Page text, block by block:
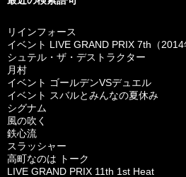
リインフォース
イベント LIVE GRAND PRIX 7th（2014
シュテル・ザ・デストラクター
月村
イベント ゴールデンVSデュエル
イベント スバルとみんなの夏休み
シグナム
風の吹く
鉄心流
スラッシャー
高町なのは トーク
LIVE GRAND PRIX 11th 1st Heat